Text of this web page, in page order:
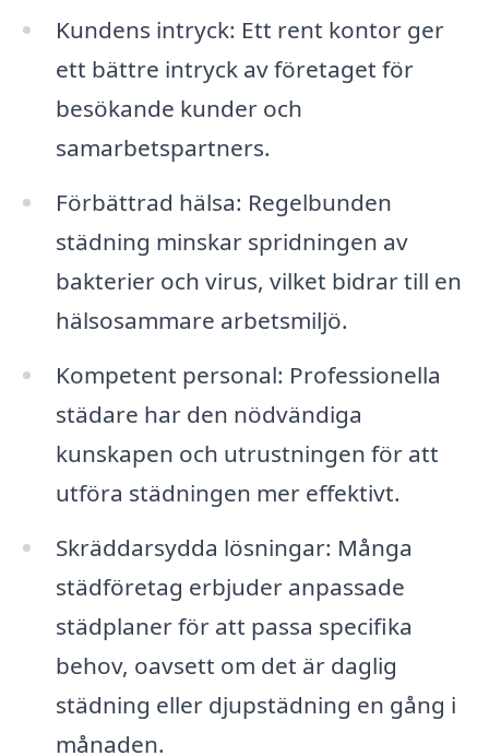
Kundens intryck: Ett rent kontor ger
ett bättre intryck av företaget för
besökande kunder och
samarbetspartners.
Förbättrad hälsa: Regelbunden
städning minskar spridningen av
bakterier och virus, vilket bidrar till en
hälsosammare arbetsmiljö.
Kompetent personal: Professionella
städare har den nödvändiga
kunskapen och utrustningen för att
utföra städningen mer effektivt.
Skräddarsydda lösningar: Många
städföretag erbjuder anpassade
städplaner för att passa specifika
behov, oavsett om det är daglig
städning eller djupstädning en gång i
månaden.